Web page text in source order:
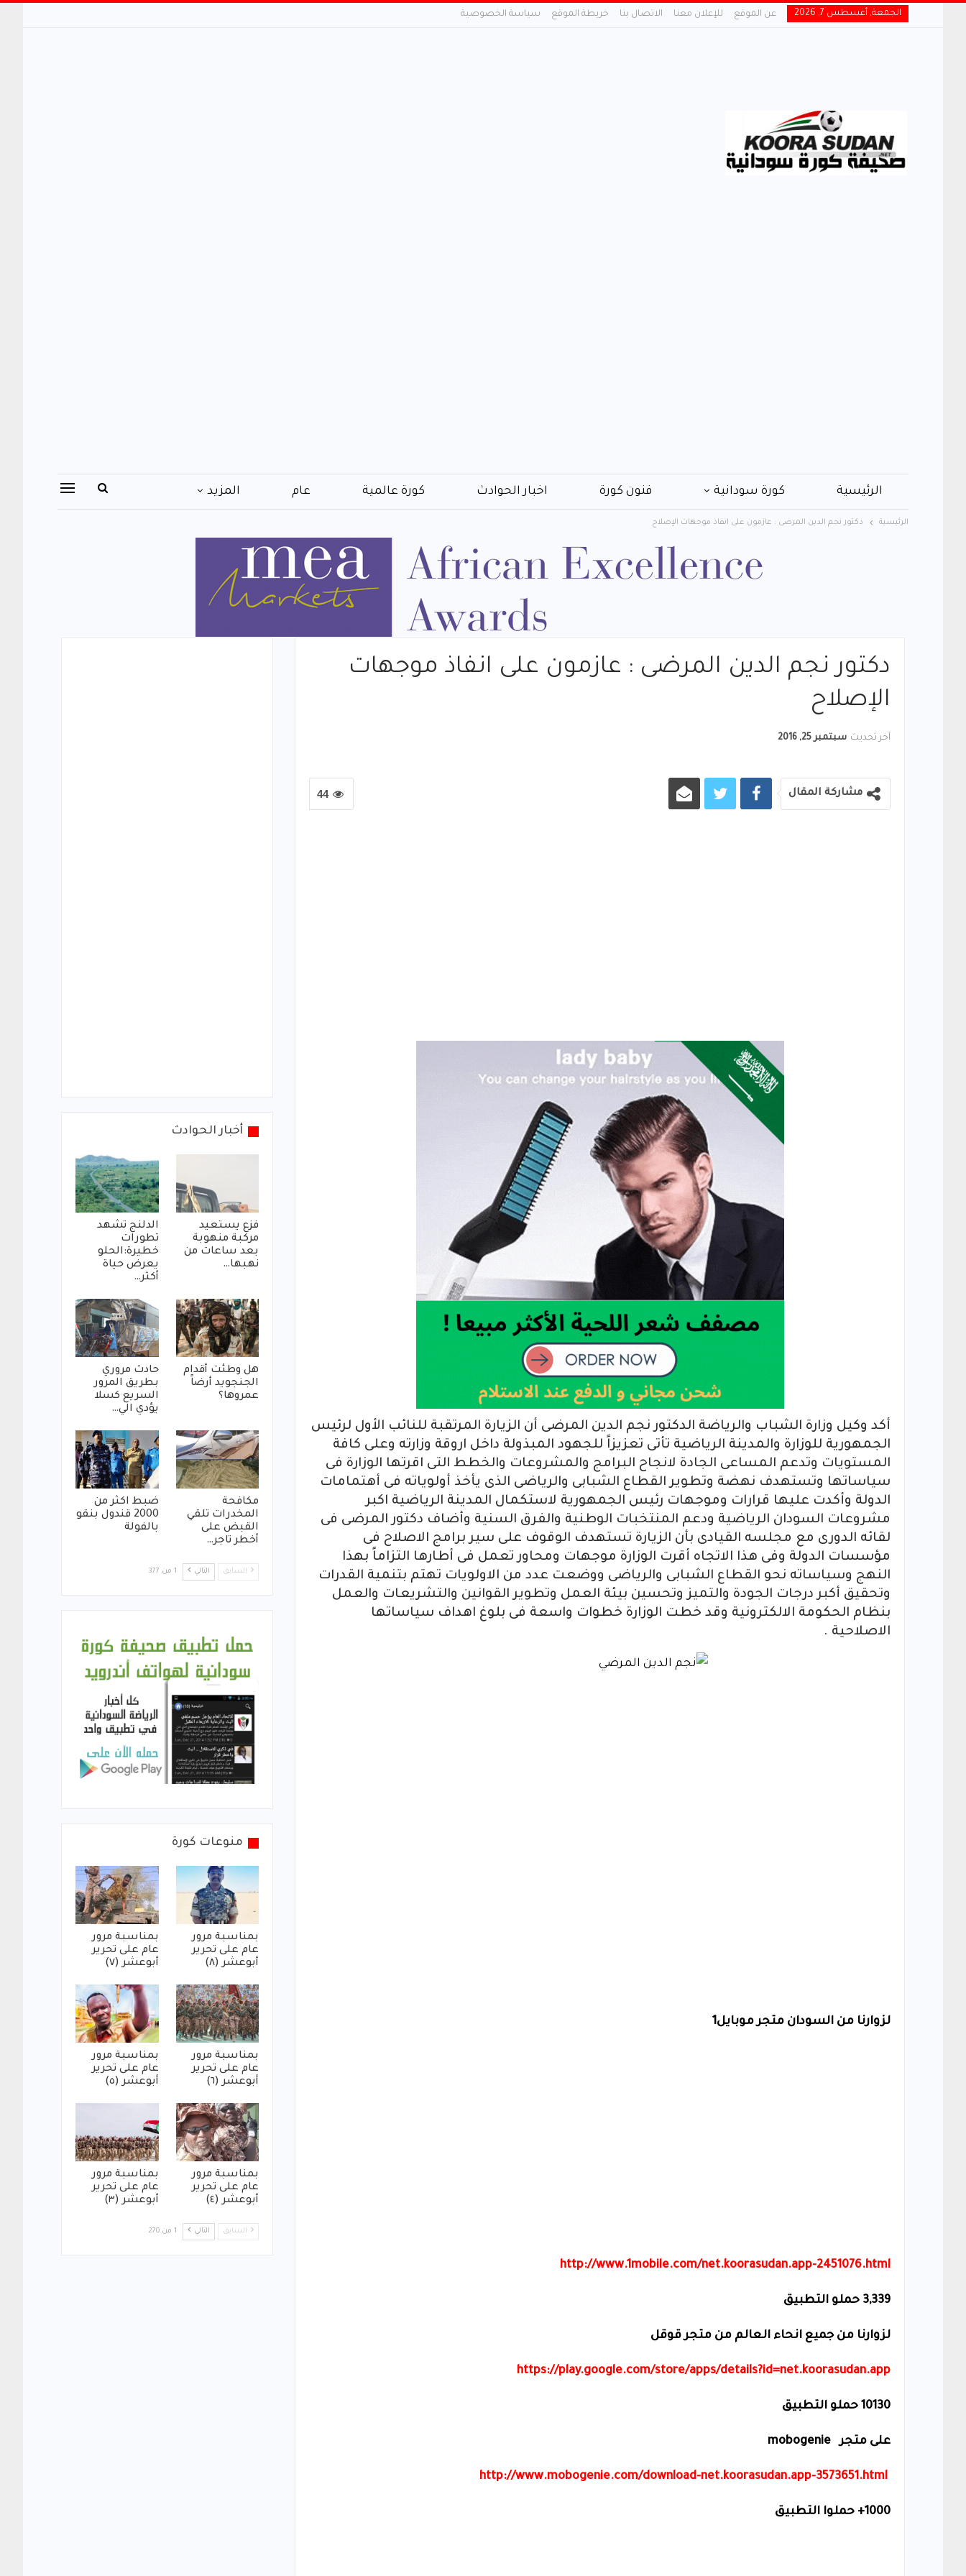
الجمعة, أغسطس 7, 2026 عن الموقع للإعلان معنا الاتصال بنا خريطة الموقع سياسة الخصوصية
الرئيسية كورة سودانية فنون كورة اخبار الحوادث كورة عالمية عام المزيد
الرئيسية دكتور نجم الدين المرضى : عازمون على انفاذ موجهات الإصلاح
دكتور نجم الدين المرضى : عازمون على انفاذ موجهات
الإصلاح
آخر تحديث سبتمبر 25, 2016
44 مشاركة المقال
أكد وكيل وزارة الشباب والرياضة الدكتور نجم الدين المرضى أن الزيارة المرتقبة للنائب الأول لرئيس
الجمهورية للوزارة والمدينة الرياضية تأتى تعزيزاً للجهود المبذولة داخل اروقة وزارته وعلى كافة
المستويات وتدعم المساعى الجادة لانجاح البرامج والمشروعات والخطط التى اقرتها الوزارة فى
سياساتها وتستهدف نهضة وتطوير القطاع الشبابى والرياضى الذى يأخذ أولوياته فى أهتمامات
الدولة وأكدت عليها قرارات وموجهات رئيس الجمهورية لاستكمال المدينة الرياضية اكبر
مشروعات السودان الرياضية ودعم المنتخبات الوطنية والفرق السنية وأضاف دكتور المرضى فى
لقائه الدورى مع مجلسه القيادى بأن الزيارة تستهدف الوقوف على سير برامج الاصلاح فى
مؤسسات الدولة وفى هذا الاتجاه أقرت الوزارة موجهات ومحاور تعمل فى أطارها التزاماً بهذا
النهج وسياساته نحو القطاع الشبابى والرياضى ووضعت عدد من الاولويات تهتم بتنمية القدرات
وتحقيق أكبر درجات الجودة والتميز وتحسين بيئة العمل وتطوير القوانين والتشريعات والعمل
بنظام الحكومة الالكترونية وقد خطت الوزارة خطوات واسعة فى بلوغ اهداف سياساتها
الاصلاحية .
لزوارنا من السودان متجر موبايل1
http://www.1mobile.com/net.koorasudan.app-2451076.html
3,339 حملو التطبيق
لزوارنا من جميع انحاء العالم من متجر قوقل
https://play.google.com/store/apps/details?id=net.koorasudan.app
10130 حملو التطبيق
على متجرmobogenie
http://www.mobogenie.com/download-net.koorasudan.app-3573651.html
1000+ حملوا التطبيق
أخبار الحوادث
فزع يستعيد
مركبة منهوبة
بعد ساعات من
نهبها…
الدلنج تشهد
تطورات
خطيرة:الحلو
يعرض حياة
أكثر…
هل وطئت أقدام
الجنجويد أرضاً
عمروها؟
حادث مروري
بطريق المرور
السريع كسلا
يؤدي الي…
مكافحة
المخدرات تلقي
القبض على
أخطر تاجر…
ضبط اكثر من
2000 قندول بنقو
بالفولة
السابق التالي 1 من 377
منوعات كورة
بمناسبة مرور
عام على تحرير
أبوعشر (٨)
بمناسبة مرور
عام على تحرير
أبوعشر (٧)
بمناسبة مرور
عام على تحرير
أبوعشر (٦)
بمناسبة مرور
عام على تحرير
أبوعشر (٥)
بمناسبة مرور
عام على تحرير
أبوعشر (٤)
بمناسبة مرور
عام على تحرير
أبوعشر (٣)
السابق التالي 1 من 270